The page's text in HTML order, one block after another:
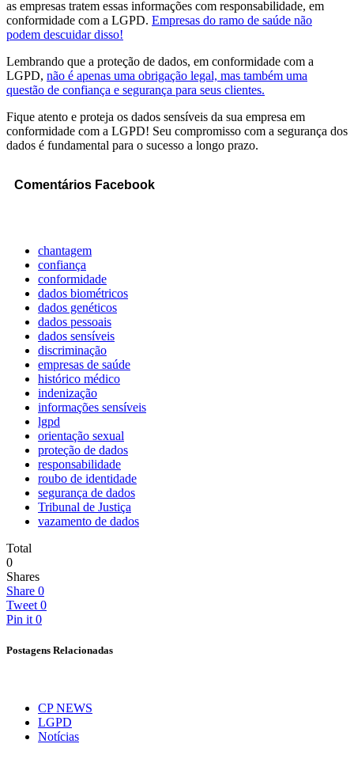
as empresas tratem essas informações com responsabilidade, em
conformidade com a LGPD. Empresas do ramo de saúde não
podem descuidar disso!
Lembrando que a proteção de dados, em conformidade com a
LGPD, não é apenas uma obrigação legal, mas também uma
questão de confiança e segurança para seus clientes.
Fique atento e proteja os dados sensíveis da sua empresa em
conformidade com a LGPD! Seu compromisso com a segurança dos
dados é fundamental para o sucesso a longo prazo.
Comentários Facebook
chantagem
confiança
conformidade
dados biométricos
dados genéticos
dados pessoais
dados sensíveis
discriminação
empresas de saúde
histórico médico
indenização
informações sensíveis
lgpd
orientação sexual
proteção de dados
responsabilidade
roubo de identidade
segurança de dados
Tribunal de Justiça
vazamento de dados
Total
0
Shares
Share 0
Tweet 0
Pin it 0
Postagens Relacionadas
CP NEWS
LGPD
Notícias